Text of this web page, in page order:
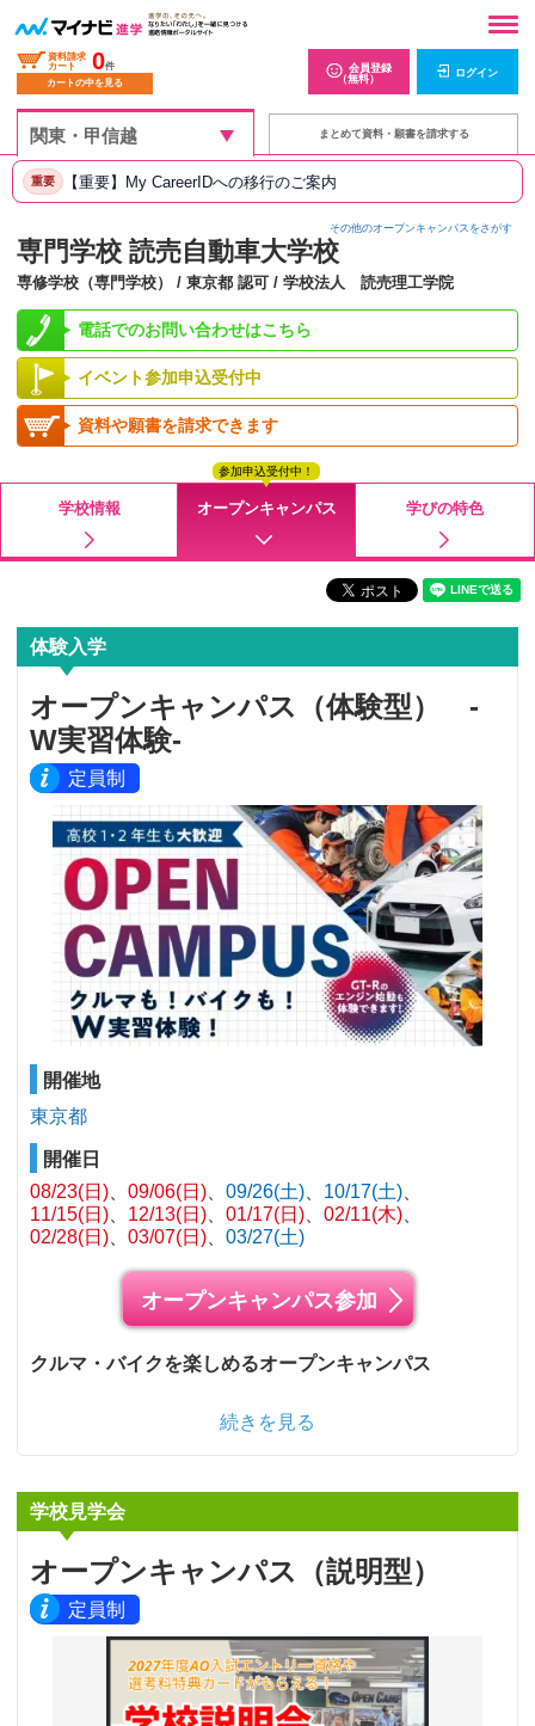
資料請求
カート
0件
カートの中を見る
会員登録
（無料）
ログイン
まとめて資料・願書を請求する
重要 【重要】My CareerIDへの移行のご案内
その他のオープンキャンパスをさがす
専門学校 読売自動車大学校
専修学校（専門学校） / 東京都 認可 / 学校法人 読売理工学院
電話でのお問い合わせはこちら
イベント参加申込受付中
資料や願書を請求できます
学校情報 オープンキャンパス
参加申込受付中！
学びの特色
体験入学
オープンキャンパス（体験型） -
W実習体験-
定員制
開催地
東京都
開催日
08/23(日)
09/06(日) 09/26(土)
10/17(土)
11/15(日)
12/13(日) 01/17(日)
02/11(木)
02/28(日)
03/07(日) 03/27(土)
オープンキャンパス参加
クルマ・バイクを楽しめるオープンキャンパス
続きを見る
学校見学会
オープンキャンパス（説明型）
定員制